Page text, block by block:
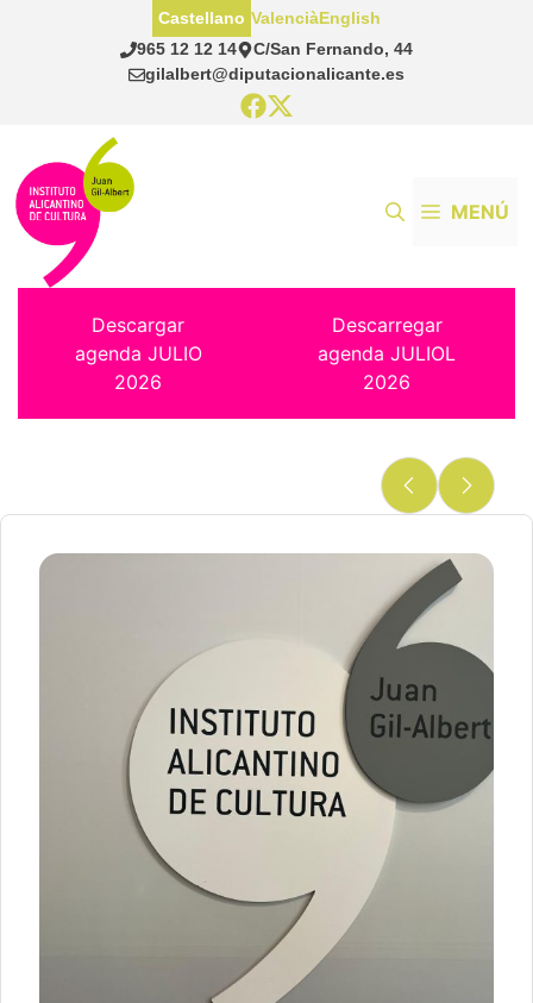
965 12 12 14
C/San Fernando, 44
gilalbert@diputacionalicante.es
Castellano ValenciàEnglish
MENÚ
Descargar
agenda JULIO
2026
Descarregar
agenda JULIOL
2026